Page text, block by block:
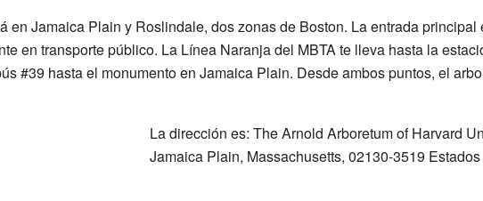
en Jamaica Plain y Roslindale, dos zonas de Boston. La entrada principal
en transporte público. La Línea Naranja del MBTA te lleva hasta la
#39 hasta el monumento en Jamaica Plain. Desde ambos puntos, el
La dirección es: The Arnold Arboretum of Harvard
Jamaica Plain, Massachusetts, 02130-3519